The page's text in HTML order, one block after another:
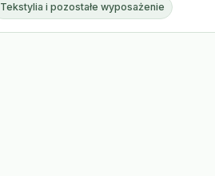
Tekstylia i pozostałe wyposażenie